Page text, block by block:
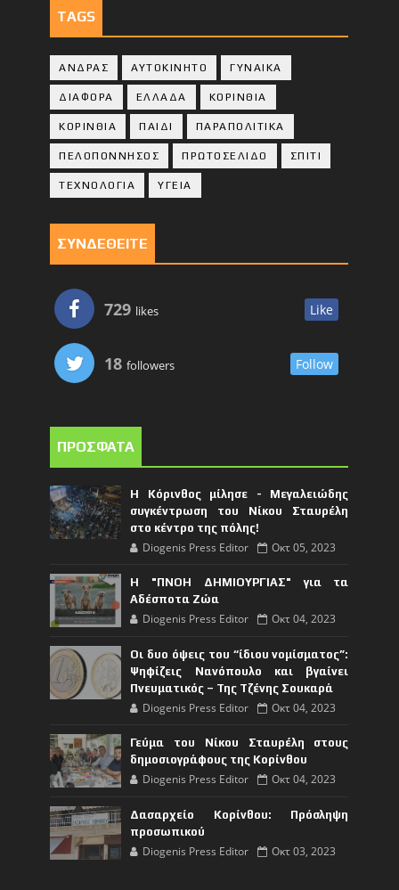
TAGS
ΑΝΔΡΑΣ ΑΥΤΟΚΙΝΗΤΟ ΓΥΝΑΙΚΑ
ΔΙΑΦΟΡΑ ΕΛΛΑΔΑ ΚΟΡΙΝΘΙΑ
ΚΟΡΙΝΘΙA ΠΑΙΔΙ ΠΑΡΑΠΟΛΙΤΙΚΑ
ΠΕΛΟΠΟΝΝΗΣΟΣ ΠΡΩΤΟΣΕΛΙΔΟ ΣΠΙΤΙ
ΤΕΧΝΟΛΟΓΙΑ ΥΓΕΙΑ
ΣΥΝΔΕΘΕΙΤΕ
729 likes Like
18 followers Follow
ΠΡΟΣΦΑΤΑ
Η Κόρινθος μίλησε - Μεγαλειώδης
συγκέντρωση του Νίκου Σταυρέλη
στο κέντρο της πόλης!
Diogenis Press Editor Οκτ 05, 2023
Η "ΠΝΟΗ ΔΗΜΙΟΥΡΓΙΑΣ" για τα
Αδέσποτα Ζώα
Diogenis Press Editor Οκτ 04, 2023
Οι δυο όψεις του “ίδιου νομίσματος”:
Ψηφίζεις Νανόπουλο και βγαίνει
Πνευματικός – Της Τζένης Σουκαρά
Diogenis Press Editor Οκτ 04, 2023
Γεύμα του Νίκου Σταυρέλη στους
δημοσιογράφους της Κορίνθου
Diogenis Press Editor Οκτ 04, 2023
Δασαρχείο Κορίνθου: Πρόσληψη
προσωπικού
Diogenis Press Editor Οκτ 03, 2023